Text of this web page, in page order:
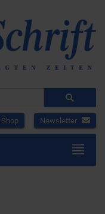
Shop Newsletter